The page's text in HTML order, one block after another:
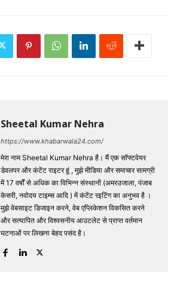
Sheetal Kumar Nehra
https://www.khabarwala24.com/
मेरा नाम Sheetal Kumar Nehra है। मैं एक सॉफ्टवेयर
डेवलपर और कंटेंट राइटर हूं , मुझे मीडिया और समाचार सामग्री
में 17 वर्षों से अधिक का विभिन्न संस्थानों (अमरउजाला, पंजाब
केसरी, नवोदय टाइम्स आदि ) में कंटेंट रइटिंग का अनुभव है ।
मुझे वेबसाइट डिजाइन करने, वेब एप्लिकेशन विकसित करने
और सत्यापित और विश्वसनीय आउटलेट से प्राप्त वर्तमान
घटनाओं पर लिखना बेहद पसंद है।